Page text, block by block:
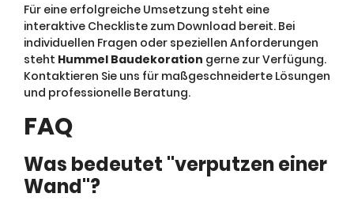
Für eine erfolgreiche Umsetzung steht eine
interaktive Checkliste zum Download bereit. Bei
individuellen Fragen oder speziellen Anforderungen
steht Hummel Baudekoration gerne zur Verfügung.
Kontaktieren Sie uns für maßgeschneiderte Lösungen
und professionelle Beratung.
FAQ
Was bedeutet "verputzen einer
Wand"?